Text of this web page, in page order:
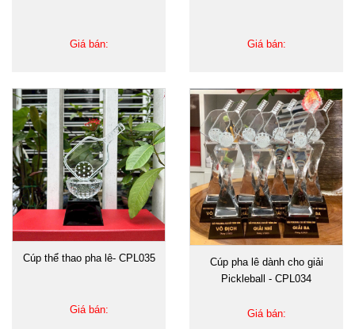
Giá bán: Giá bán:
Cúp thể thao pha lê- CPL035
Giá bán:
Cúp pha lê dành cho giải
Pickleball - CPL034
Giá bán: